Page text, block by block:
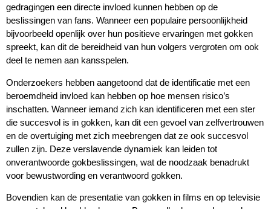
gedragingen een directe invloed kunnen hebben op de
beslissingen van fans. Wanneer een populaire persoonlijkheid
bijvoorbeeld openlijk over hun positieve ervaringen met gokken
spreekt, kan dit de bereidheid van hun volgers vergroten om ook
deel te nemen aan kansspelen.
Onderzoekers hebben aangetoond dat de identificatie met een
beroemdheid invloed kan hebben op hoe mensen risico’s
inschatten. Wanneer iemand zich kan identificeren met een ster
die succesvol is in gokken, kan dit een gevoel van zelfvertrouwen
en de overtuiging met zich meebrengen dat ze ook succesvol
zullen zijn. Deze verslavende dynamiek kan leiden tot
onverantwoorde gokbeslissingen, wat de noodzaak benadrukt
voor bewustwording en verantwoord gokken.
Bovendien kan de presentatie van gokken in films en op televisie